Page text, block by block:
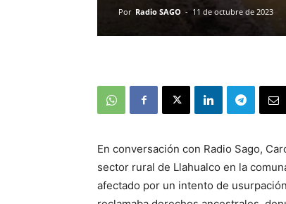
Por Radio SAGO - 11 de octubre de 2023
En conversación con Radio Sago,
sector rural de Llahualco en la
afectado por un intento de